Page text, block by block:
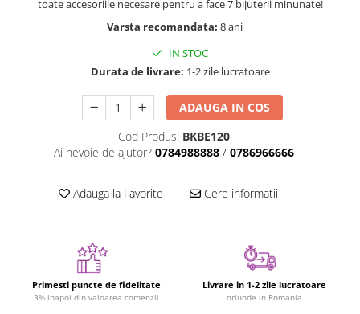
Costum Halloween Copii
Papusi si Bebelusi Reborn
Animale de jucarie
Figurine cu animale domestice
Figurine plus
Nevoi speciale si sindrom Down
Jucarii cu alfabet
Jucarii cu cifre
toate accesoriile necesare pentru a face 7 bijuterii minunate!
Varsta recomandata: 8 ani
IN STOC
Durata de livrare: 1-2 zile lucratoare
ADAUGA IN COS
Cod Produs: BKBE120
Ai nevoie de ajutor? 0784988888 / 0786966666
Adauga la Favorite Cere informatii
Primesti puncte de fidelitate
3% inapoi din valoarea comenzii
Livrare in 1-2 zile lucratoare
oriunde in Romania